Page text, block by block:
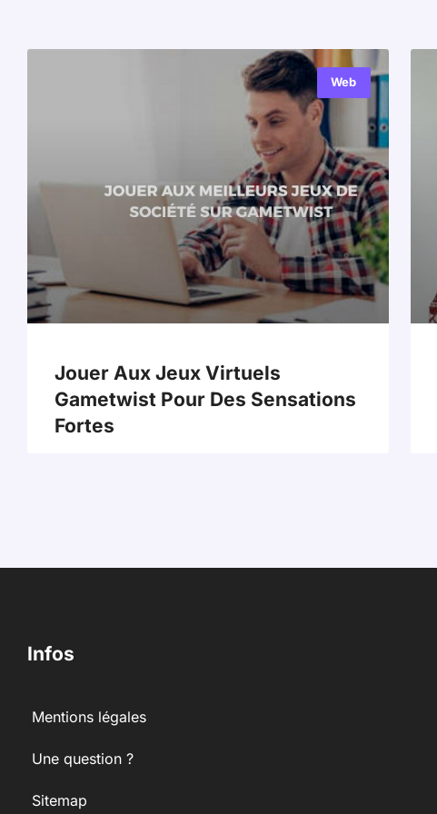
Web
Jouer Aux Jeux Virtuels
Gametwist Pour Des Sensations
Fortes
Infos
Mentions légales
Une question ?
Sitemap